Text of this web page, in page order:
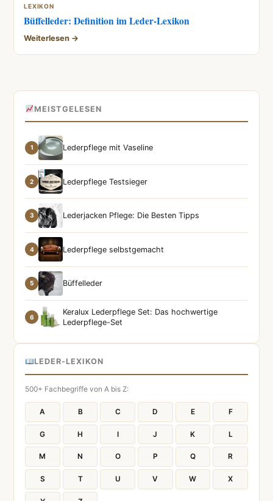
LEXIKON
Büffelleder: Definition im Leder-Lexikon
Weiterlesen →
MEISTGELESEN
1 Lederpflege mit Vaseline
2 Lederpflege Testsieger
3 Lederjacken Pflege: Die Besten Tipps
4 Lederpflege selbstgemacht
5 Büffelleder
6
Keralux Lederpflege Set: Das hochwertige
Lederpflege-Set
LEDER-LEXIKON
500+ Fachbegriffe von A bis Z:
A B C D E F
G H I J K L
M N O P Q R
S T U V W X